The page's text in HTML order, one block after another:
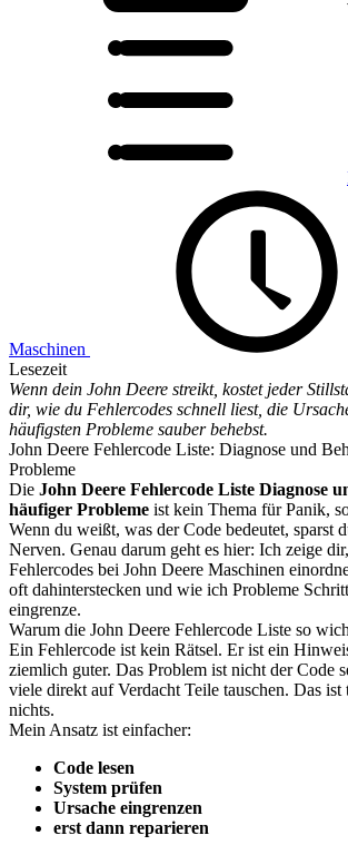
Maschinen
Lesezeit
Wenn dein John Deere streikt, kostet jeder
dir, wie du Fehlercodes schnell liest, die
häufigsten Probleme sauber behebst.
John Deere Fehlercode Liste: Diagnose und
Probleme
Die John Deere Fehlercode Liste Diagnose
häufiger Probleme ist kein Thema für Panik,
Wenn du weißt, was der Code bedeutet, sparst
Nerven. Genau darum geht es hier: Ich zeige
Fehlercodes bei John Deere Maschinen
oft dahinterstecken und wie ich Probleme
eingrenze.
Warum die John Deere Fehlercode Liste so
Ein Fehlercode ist kein Rätsel. Er ist ein
ziemlich guter. Das Problem ist nicht der Code
viele direkt auf Verdacht Teile tauschen. Das
nichts.
Mein Ansatz ist einfacher:
Code lesen
System prüfen
Ursache eingrenzen
erst dann reparieren